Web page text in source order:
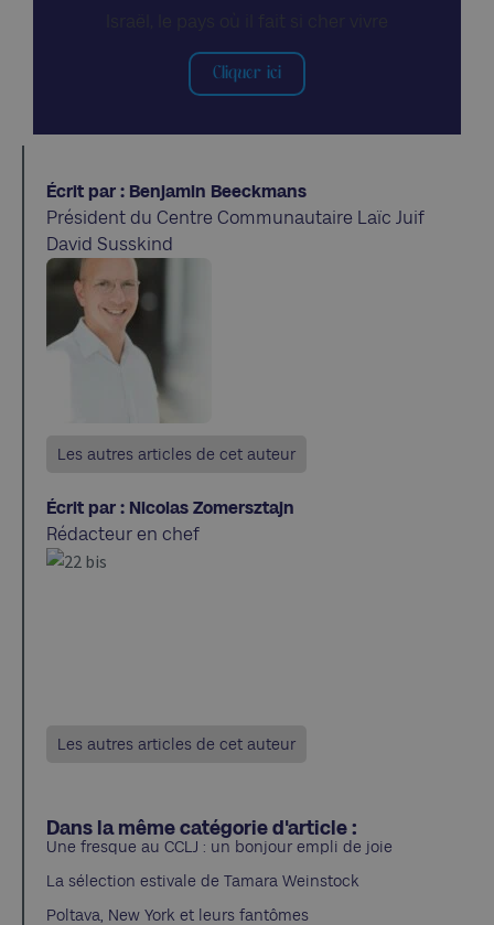
Cliquer ici
Écrit par : Benjamin Beeckmans
Président du Centre Communautaire Laïc Juif
David Susskind
Les autres articles de cet auteur
Écrit par : Nicolas Zomersztajn
Rédacteur en chef
Les autres articles de cet auteur
Dans la même catégorie d'article :
Une fresque au CCLJ : un bonjour empli de joie
La sélection estivale de Tamara Weinstock
Poltava, New York et leurs fantômes